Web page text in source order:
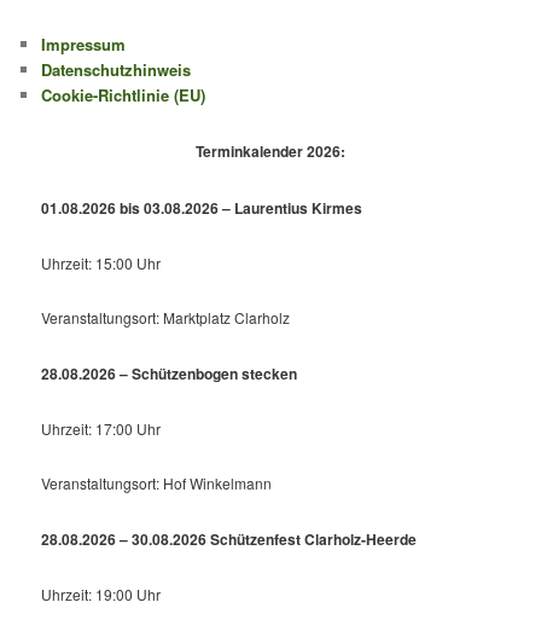
Impressum
Datenschutzhinweis
Cookie-Richtlinie (EU)
Terminkalender 2026:
01.08.2026 bis 03.08.2026 – Laurentius Kirmes
Uhrzeit: 15:00 Uhr
Veranstaltungsort: Marktplatz Clarholz
28.08.2026 – Schützenbogen stecken
Uhrzeit: 17:00 Uhr
Veranstaltungsort: Hof Winkelmann
28.08.2026 – 30.08.2026 Schützenfest Clarholz-Heerde
Uhrzeit: 19:00 Uhr